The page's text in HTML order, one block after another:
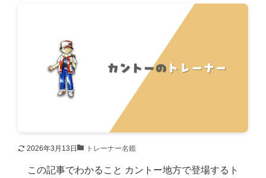
2026年3月13日 トレーナー名鑑
この記事でわかること カントー地方で登場するト